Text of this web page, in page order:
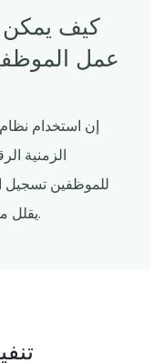
كيف يمكن
عمل
إن استخدام
الزمنية
للموظفين تسجيل
يقلل من أخطاء الرواتب ومخاطر الامتثال.